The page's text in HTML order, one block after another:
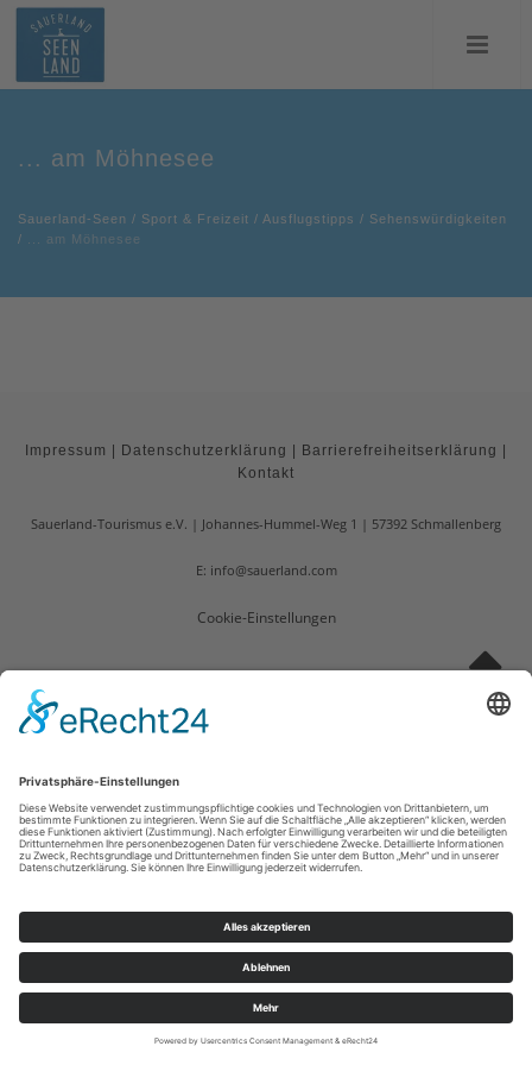
... am Möhnesee
Sauerland-Seen / Sport & Freizeit / Ausflugstipps / Sehenswürdigkeiten
/
... am Möhnesee
Impressum Datenschutzerklärung Barrierefreiheitserklärung
Kontakt
Sauerland-Tourismus e.V. Johannes-Hummel-Weg 1 57392 Schmallenberg
E: info@sauerland.com
Cookie-Einstellungen